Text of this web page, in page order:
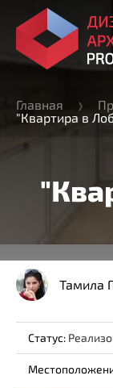
Главная
"Квартира в
Тамила
Статус: